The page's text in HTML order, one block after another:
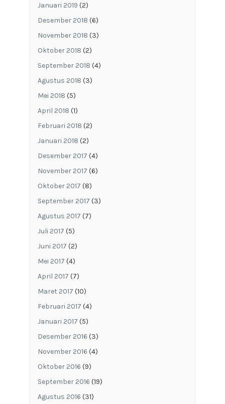
Januari 2019 (2)
Desember 2018 (6)
November 2018 (3)
Oktober 2018 (2)
September 2018 (4)
Agustus 2018 (3)
Mei 2018 (5)
April 2018 (1)
Februari 2018 (2)
Januari 2018 (2)
Desember 2017 (4)
November 2017 (6)
Oktober 2017 (8)
September 2017 (3)
Agustus 2017 (7)
Juli 2017 (5)
Juni 2017 (2)
Mei 2017 (4)
April 2017 (7)
Maret 2017 (10)
Februari 2017 (4)
Januari 2017 (5)
Desember 2016 (3)
November 2016 (4)
Oktober 2016 (9)
September 2016 (19)
Agustus 2016 (31)